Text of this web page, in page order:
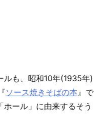
ルも、昭和10年(1935年)
ソース焼きそばの本 』で
ール」に由来するそう